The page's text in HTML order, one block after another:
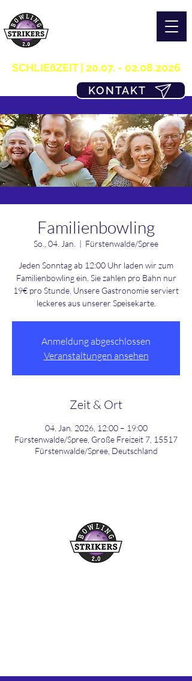
SCHLIEßZEIT | 20.07. - 02.08.2026
KONTAKT
Familienbowling
So., 04. Jan.
  |
Fürstenwalde/Spree
Jeden Sonntag ab 12:00 Uhr laden wir zum
Familienbowling ein. Sie zahlen pro Bahn nur
19€ pro Stunde. Unsere Gastronomie serviert
leckeres aus unserer Speisekarte.
Anmeldung abgeschlossen
Veranstaltungen ansehen
Zeit & Ort
04. Jan. 2026, 12:00 – 19:00
Fürstenwalde/Spree, Große Freizeit 7, 15517
Fürstenwalde/Spree, Deutschland